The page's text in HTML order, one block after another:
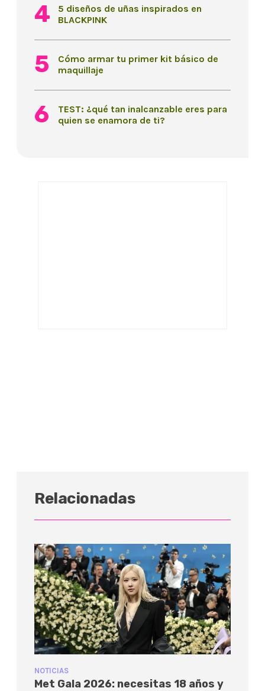
5 diseños de uñas inspirados en
BLACKPINK
Cómo armar tu primer kit básico de
maquillaje
TEST: ¿qué tan inalcanzable eres para
quien se enamora de ti?
Relacionadas
NOTICIAS
Met Gala 2026: necesitas 18 años y